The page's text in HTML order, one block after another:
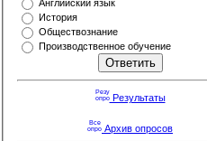
Английский язык
История
Обществознание
Производственное обучение
Результаты
Архив опросов